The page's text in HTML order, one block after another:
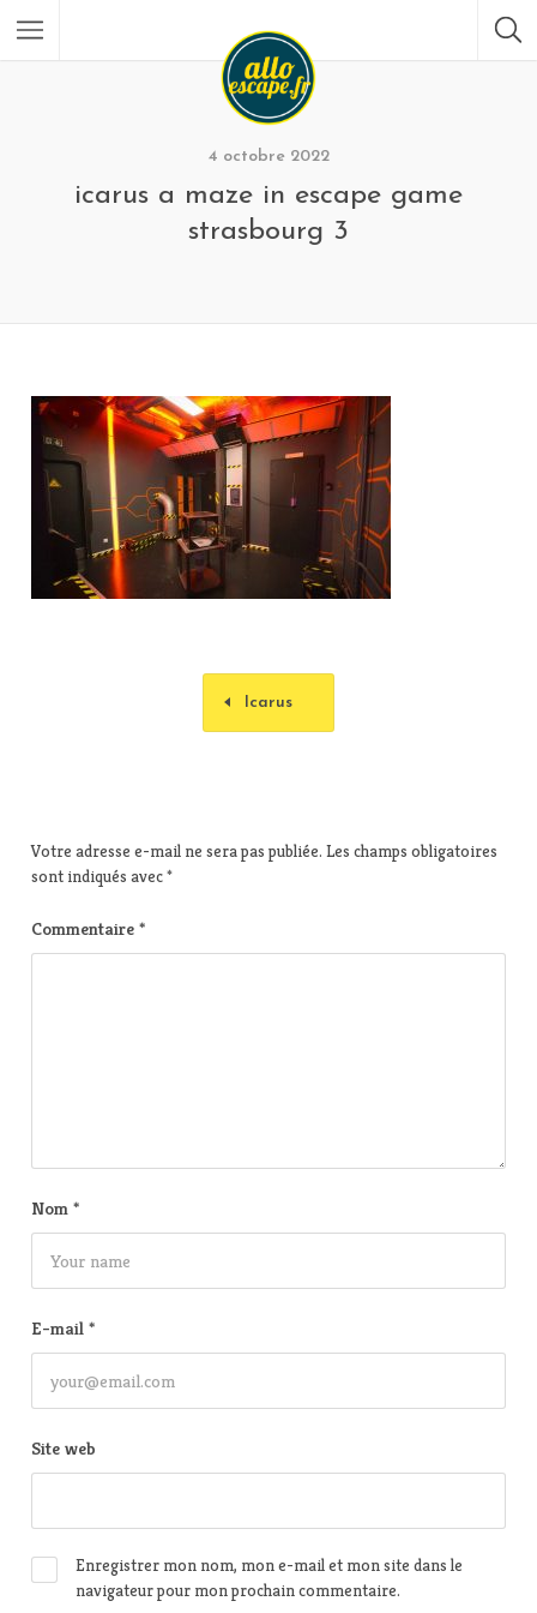
4 octobre 2022
icarus a maze in escape game
strasbourg 3
Icarus
Votre adresse e-mail ne sera pas publiée. Les champs obligatoires
sont indiqués avec*
Commentaire *
Nom *
E-mail *
Site web
Enregistrer mon nom, mon e-mail et mon site dans le
navigateur pour mon prochain commentaire.